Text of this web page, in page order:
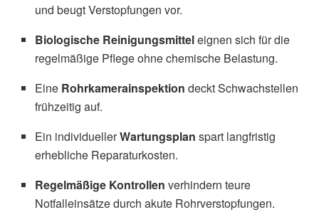
und beugt Verstopfungen vor.
Biologische Reinigungsmitteleignen sich für die
regelmäßige Pflege ohne chemische Belastung.
Eine Rohrkamerainspektion deckt Schwachstellen
frühzeitig auf.
Ein individuellerWartungsplan spart langfristig
erhebliche Reparaturkosten.
Regelmäßige Kontrollen verhindern teure
Notfalleinsätze durch akute Rohrverstopfungen.